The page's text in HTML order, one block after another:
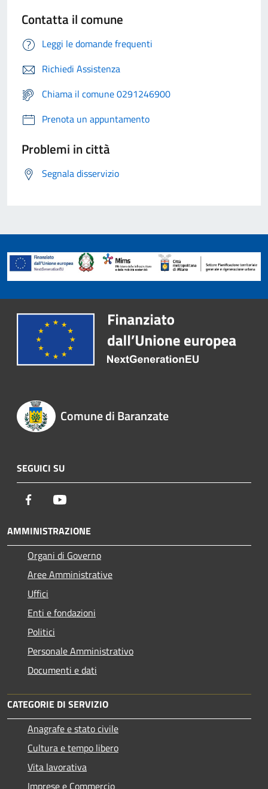
Contatta il comune
Leggi le domande frequenti
Richiedi Assistenza
Chiama il comune 0291246900
Prenota un appuntamento
Problemi in città
Segnala disservizio
Comune di Baranzate
SEGUICI SU
Facebook
AMMINISTRAZIONE
Organi di Governo
Aree Amministrative
Uffici
Enti e fondazioni
Politici
Personale Amministrativo
Documenti e dati
CATEGORIE DI SERVIZIO
Anagrafe e stato civile
Cultura e tempo libero
Vita lavorativa